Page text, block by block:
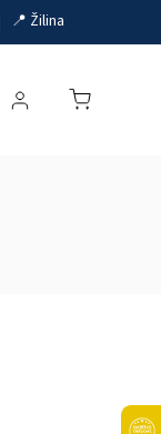
📍 Žilina
Parkovacie systémy